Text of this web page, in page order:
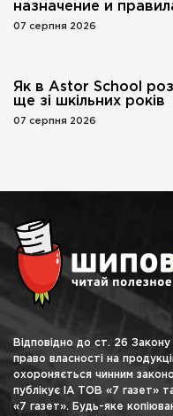
назначение и
07 серпня 2026
Як в Astor School
ще зі шкільних років
07 серпня 2026
Відповідно до ст. 26 Закону
право власності на
охороняється чинним
публікує ІА ТОВ «7 газет»
«7 газет». Будь-яке